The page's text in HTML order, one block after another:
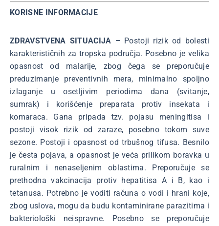
KORISNE INFORMACIJE
ZDRAVSTVENA SITUACIJA –Postoji rizik od bolesti
karakterističnih za tropska područja. Posebno je velika
opasnost od malarije, zbog čega se preporučuje
preduzimanje preventivnih mera, minimalno spoljno
izlaganje u osetljivim periodima dana (svitanje,
sumrak) i korišćenje preparata protiv insekata i
komaraca. Gana pripada tzv. pojasu meningitisa i
postoji visok rizik od zaraze, posebno tokom suve
sezone. Postoji i opasnost od trbušnog tifusa. Besnilo
je česta pojava, a opasnost je veća prilikom boravka u
ruralnim i nenaseljenim oblastima. Preporučuje se
prethodna vakcinacija protiv hepatitisa A i B, kao i
tetanusa. Potrebno je voditi računa o vodi i hrani koje,
zbog uslova, mogu da budu kontaminirane parazitima i
bakteriološki neispravne. Posebno se preporučuje